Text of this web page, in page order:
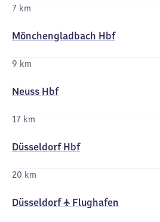
7 km
Mönchengladbach Hbf
9 km
Neuss Hbf
17 km
Düsseldorf Hbf
20 km
Düsseldorf ✈ Flughafen